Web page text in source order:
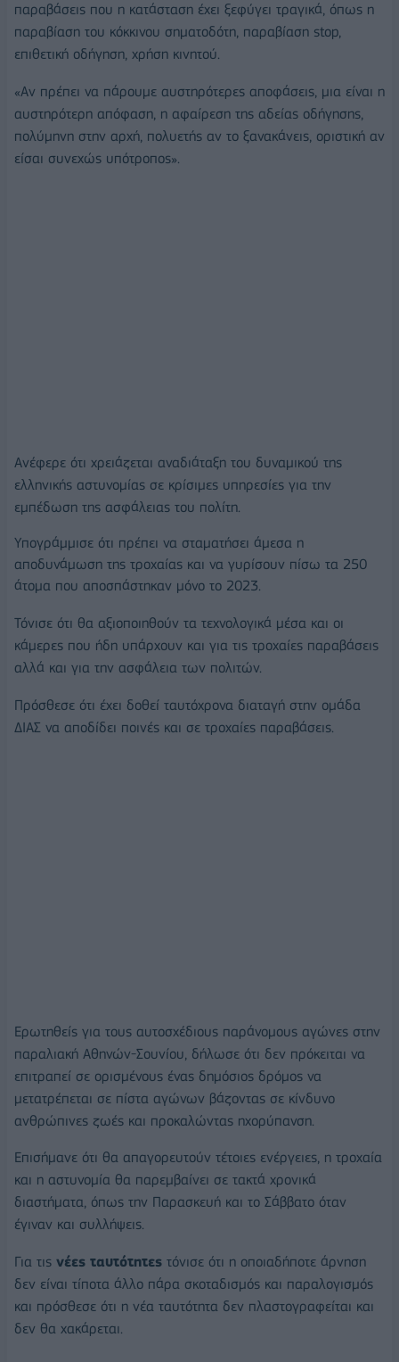
παραβάσεις που η κατάσταση έχει ξεφύγει τραγικά, όπως η
παραβίαση του κόκκινου σηματοδότη, παραβίαση stop,
επιθετική οδήγηση, χρήση κινητού.
«Αν πρέπει να πάρουμε αυστηρότερες αποφάσεις, μια είναι η
αυστηρότερη απόφαση, η αφαίρεση της αδείας οδήγησης,
πολύμηνη στην αρχή, πολυετής αν το ξανακάνεις, οριστική αν
είσαι συνεχώς υπότροπος».
Ανέφερε ότι χρειάζεται αναδιάταξη του δυναμικού της
ελληνικής αστυνομίας σε κρίσιμες υπηρεσίες για την
εμπέδωση της ασφάλειας του πολίτη.
Υπογράμμισε ότι πρέπει να σταματήσει άμεσα η
αποδυνάμωση της τροχαίας και να γυρίσουν πίσω τα 250
άτομα που αποσπάστηκαν μόνο το 2023.
Τόνισε ότι θα αξιοποιηθούν τα τεχνολογικά μέσα και οι
κάμερες που ήδη υπάρχουν και για τις τροχαίες παραβάσεις
αλλά και για την ασφάλεια των πολιτών.
Πρόσθεσε ότι έχει δοθεί ταυτόχρονα διαταγή στην ομάδα
ΔΙΑΣ να αποδίδει ποινές και σε τροχαίες παραβάσεις.
Ερωτηθείς για τους αυτοσχέδιους παράνομους αγώνες στην
παραλιακή Αθηνών-Σουνίου, δήλωσε ότι δεν πρόκειται να
επιτραπεί σε ορισμένους ένας δημόσιος δρόμος να
μετατρέπεται σε πίστα αγώνων βάζοντας σε κίνδυνο
ανθρώπινες ζωές και προκαλώντας ηχορύπανση.
Επισήμανε ότι θα απαγορευτούν τέτοιες ενέργειες, η τροχαία
και η αστυνομία θα παρεμβαίνει σε τακτά χρονικά
διαστήματα, όπως την Παρασκευή και το Σάββατο όταν
έγιναν και συλλήψεις.
Για τις νέες ταυτότητες τόνισε ότι η οποιαδήποτε άρνηση
δεν είναι τίποτα άλλο πάρα σκοταδισμός και παραλογισμός
και πρόσθεσε ότι η νέα ταυτότητα δεν πλαστογραφείται και
δεν θα χακάρεται.